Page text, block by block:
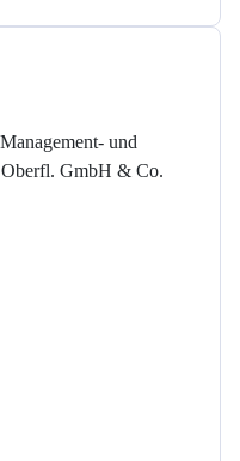
und
GmbH & Co.